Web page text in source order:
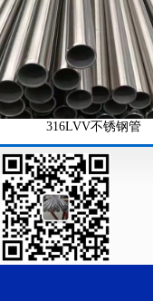
316LVV不锈钢管